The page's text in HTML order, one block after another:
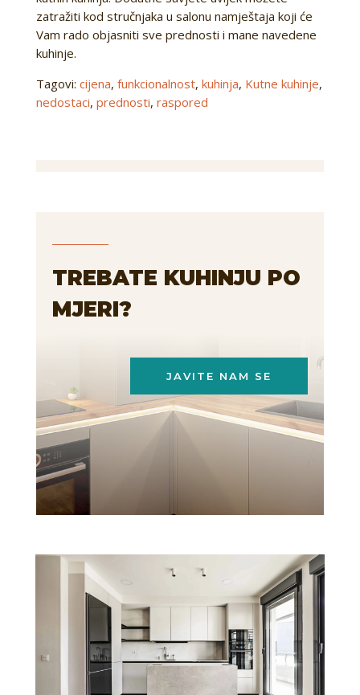
zatražiti kod stručnjaka u salonu namještaja koji će
Vam rado objasniti sve prednosti i mane navedene
kuhinje.
Tagovi: cijena, funkcionalnost, kuhinja, Kutne kuhinje,
nedostaci, prednosti, raspored
TREBATE KUHINJU PO
MJERI?
JAVITE NAM SE